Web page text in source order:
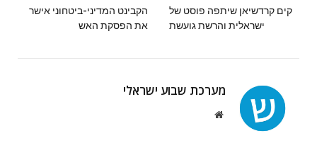
קים קרדשיאן שיתפה פוסט של
ישראלית והרשת גועשת
הקבינט המדיני-ביטחוני אישר
את הפסקת האש
מערכת שבוע ישראלי
Website